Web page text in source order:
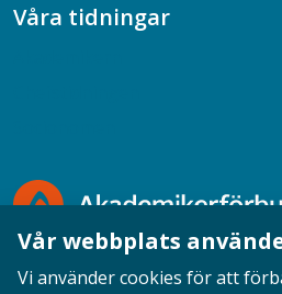
Våra tidningar
Vår webbplats
Vi använder cookies för att